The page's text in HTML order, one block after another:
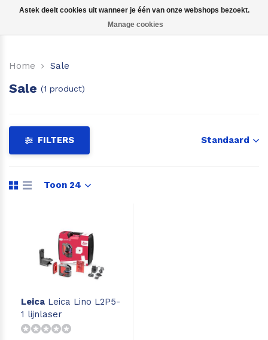
Accessoires
Home Sale
Sale (1 product)
FILTERS Standaard
Toon 24
Leica Leica Lino L2P5-
1 lijnlaser
Astek deelt cookies uit wanneer je één van onze webshops bezoekt.
Manage cookies